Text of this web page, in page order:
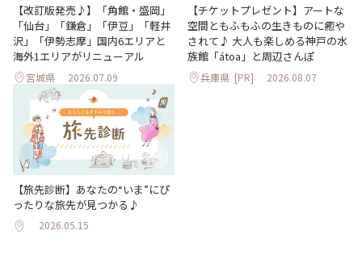
【改訂版発売♪】「角館・盛岡」
「仙台」「鎌倉」「伊豆」「軽井
沢」「伊勢志摩」国内6エリアと
海外1エリアがリニューアル
宮城県 2026.07.09
【チケットプレゼント】アートな
空間ともふもふの生きものに癒や
されて♪ 大人も楽しめる神戸の水
族館「átoa」と周辺さんぽ
兵庫県 [PR] 2026.08.07
【旅先診断】あなたの“いま”にぴ
ったりな旅先が見つかる♪
2026.05.15